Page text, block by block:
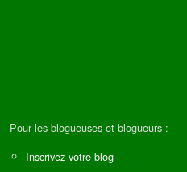
Pour les blogueuses et blogueurs :
Inscrivez votre blog